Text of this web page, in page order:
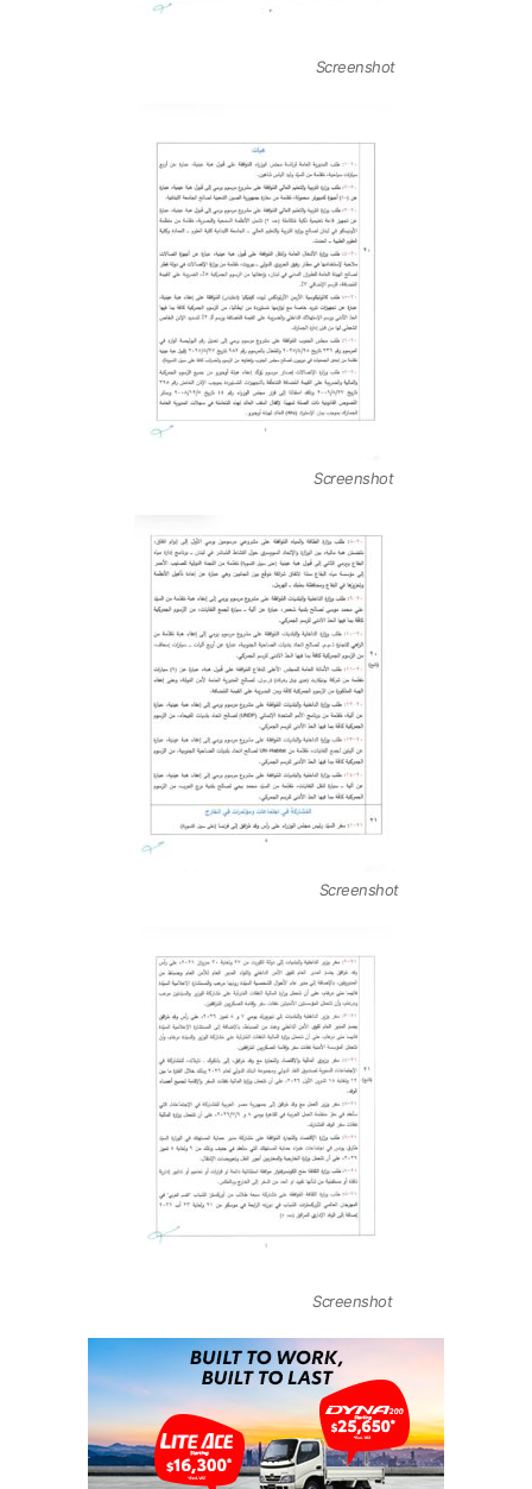
Screenshot
Screenshot
Screenshot
Screenshot